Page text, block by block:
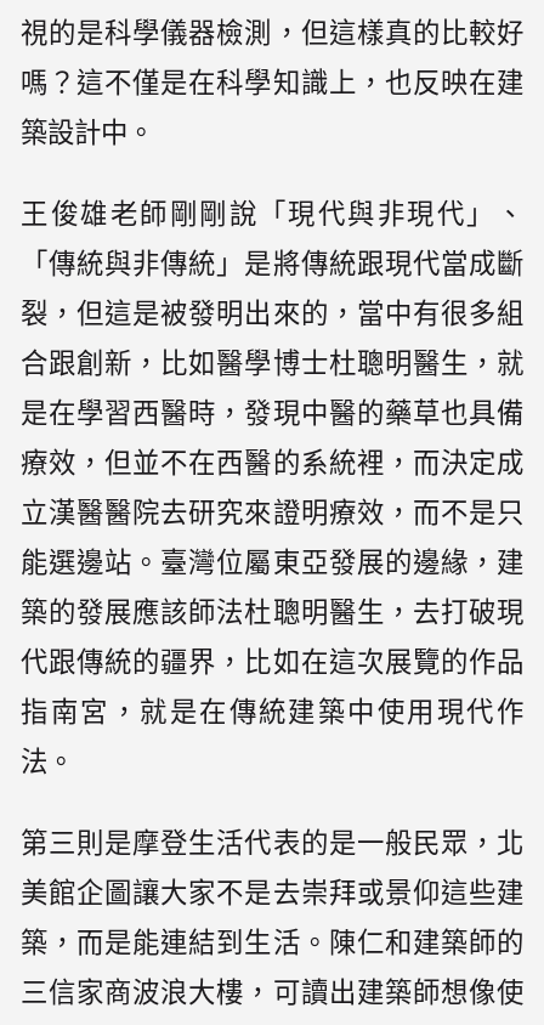
視的是科學儀器檢測，但這樣真的比較好
嗎？這不僅是在科學知識上，也反映在建
築設計中。
王俊雄老師剛剛說「現代與非現代」、
「傳統與非傳統」是將傳統跟現代當成斷
裂，但這是被發明出來的，當中有很多組
合跟創新，比如醫學博士杜聰明醫生，就
是在學習西醫時，發現中醫的藥草也具備
療效，但並不在西醫的系統裡，而決定成
立漢醫醫院去研究來證明療效，而不是只
能選邊站。臺灣位屬東亞發展的邊緣，建
築的發展應該師法杜聰明醫生，去打破現
代跟傳統的疆界，比如在這次展覽的作品
指南宮，就是在傳統建築中使用現代作
法。
第三則是摩登生活代表的是一般民眾，北
美館企圖讓大家不是去崇拜或景仰這些建
築，而是能連結到生活。陳仁和建築師的
三信家商波浪大樓，可讀出建築師想像使